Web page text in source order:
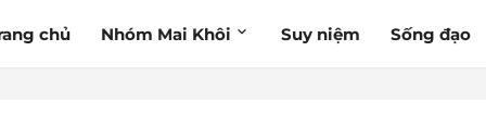
chủ Nhóm Mai Khôi Suy niệm Sống đạo